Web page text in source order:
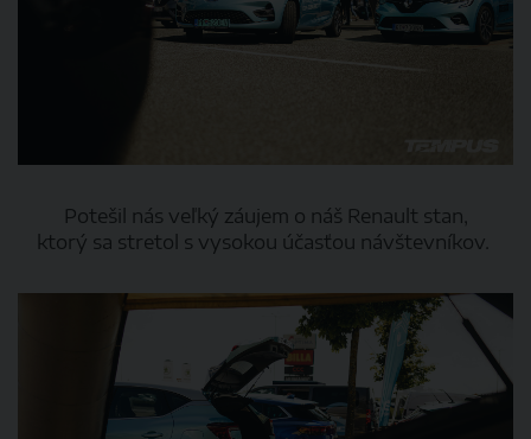
Potešil nás veľký záujem o náš Renault stan,
ktorý sa stretol s vysokou účasťou návštevníkov.